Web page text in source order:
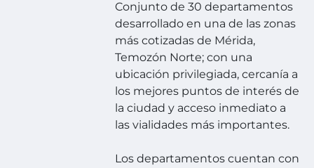
Conjunto de 30 departamentos
desarrollado en una de las zonas
más cotizadas de Mérida,
Temozón Norte; con una
ubicación privilegiada, cercanía a
los mejores puntos de interés de
la ciudad y acceso inmediato a
las vialidades más importantes.
Los departamentos cuentan con